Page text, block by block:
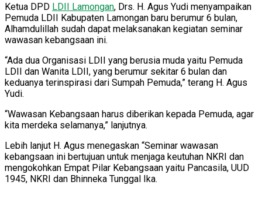
Ketua DPD LDII Lamongan, Drs. H. Agus Yudi menyampaikan
Pemuda LDII Kabupaten Lamongan baru berumur 6 bulan,
Alhamdulillah sudah dapat melaksanakan kegiatan seminar
wawasan kebangsaan ini.
“Ada dua Organisasi LDII yang berusia muda yaitu Pemuda
LDII dan Wanita LDII, yang berumur sekitar 6 bulan dan
keduanya terinspirasi dari Sumpah Pemuda,” terang H. Agus
Yudi.
“Wawasan Kebangsaan harus diberikan kepada Pemuda, agar
kita merdeka selamanya,” lanjutnya.
Lebih lanjut H. Agus menegaskan “Seminar wawasan
kebangsaan ini bertujuan untuk menjaga keutuhan NKRI dan
mengokohkan Empat Pilar Kebangsaan yaitu Pancasila, UUD
1945, NKRI dan Bhinneka Tunggal Ika.